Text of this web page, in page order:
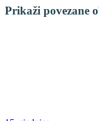
Facebook
X
LinkedIn
WhatsApp
Tumblr
Pinterest
Email:
Prikaži povezane